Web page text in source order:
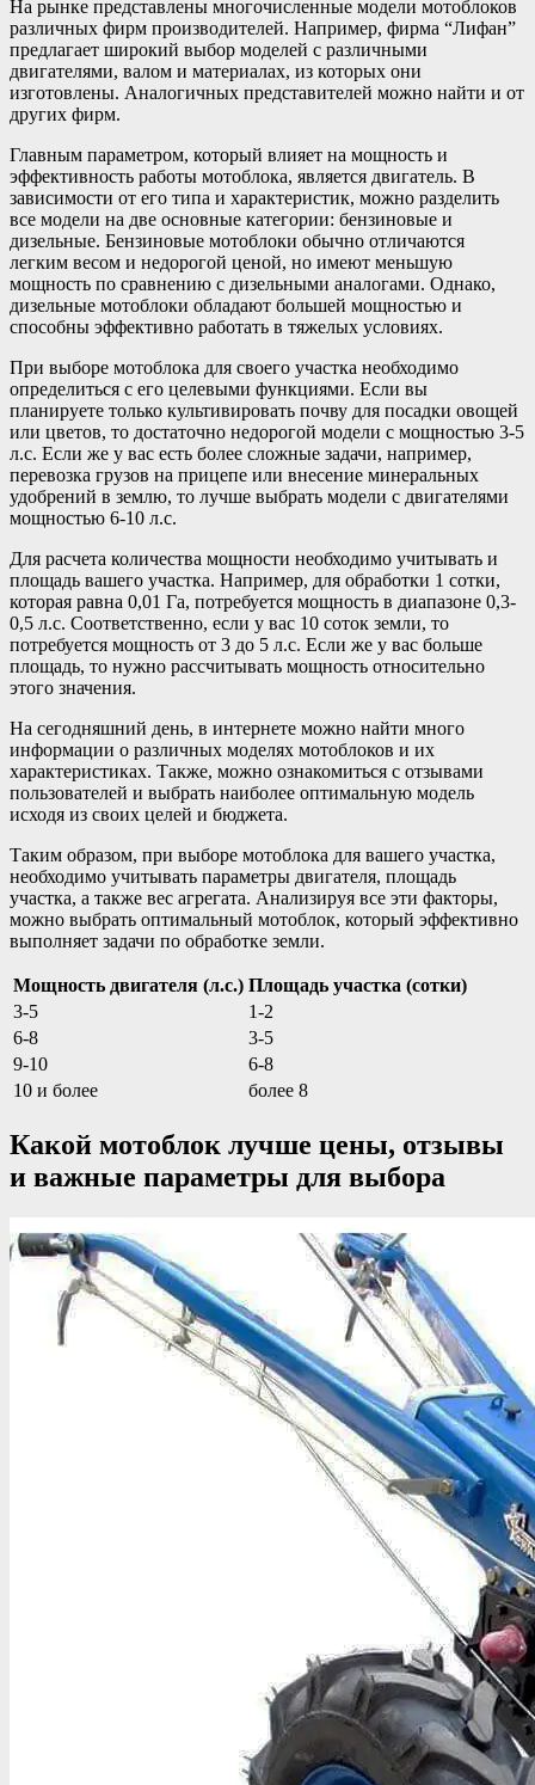
На рынке представлены многочисленные модели мотоблоков
различных фирм производителей. Например, фирма “Лифан”
предлагает широкий выбор моделей с различными
двигателями, валом и материалах, из которых они
изготовлены. Аналогичных представителей можно найти и от
других фирм.
Главным параметром, который влияет на мощность и
эффективность работы мотоблока, является двигатель. В
зависимости от его типа и характеристик, можно разделить
все модели на две основные категории: бензиновые и
дизельные. Бензиновые мотоблоки обычно отличаются
легким весом и недорогой ценой, но имеют меньшую
мощность по сравнению с дизельными аналогами. Однако,
дизельные мотоблоки обладают большей мощностью и
способны эффективно работать в тяжелых условиях.
При выборе мотоблока для своего участка необходимо
определиться с его целевыми функциями. Если вы
планируете только культивировать почву для посадки овощей
или цветов, то достаточно недорогой модели с мощностью 3-5
л.с. Если же у вас есть более сложные задачи, например,
перевозка грузов на прицепе или внесение минеральных
удобрений в землю, то лучше выбрать модели с двигателями
мощностью 6-10 л.с.
Для расчета количества мощности необходимо учитывать и
площадь вашего участка. Например, для обработки 1 сотки,
которая равна 0,01 Га, потребуется мощность в диапазоне 0,3-
0,5 л.с. Соответственно, если у вас 10 соток земли, то
потребуется мощность от 3 до 5 л.с. Если же у вас больше
площадь, то нужно рассчитывать мощность относительно
этого значения.
На сегодняшний день, в интернете можно найти много
информации о различных моделях мотоблоков и их
характеристиках. Также, можно ознакомиться с отзывами
пользователей и выбрать наиболее оптимальную модель
исходя из своих целей и бюджета.
Таким образом, при выборе мотоблока для вашего участка,
необходимо учитывать параметры двигателя, площадь
участка, а также вес агрегата. Анализируя все эти факторы,
можно выбрать оптимальный мотоблок, который эффективно
выполняет задачи по обработке земли.
Мощность двигателя (л.с.) Площадь участка (сотки)
3-5
1-2
6-8
3-5
9-10
6-8
10 и более
более 8
Какой мотоблок лучше цены, отзывы
и важные параметры для выбора